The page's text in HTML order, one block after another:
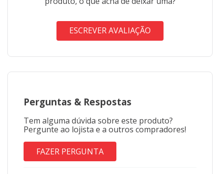
ESCREVER AVALIAÇÃO
Perguntas & Respostas
Tem alguma dúvida sobre este produto?
Pergunte ao lojista e a outros compradores!
FAZER PERGUNTA